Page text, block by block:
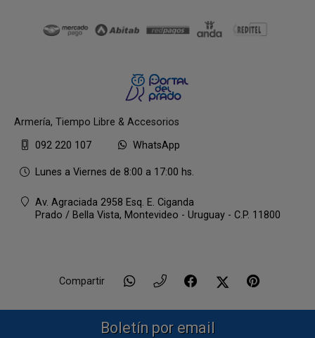
Armería, Tiempo Libre & Accesorios
092 220 107
WhatsApp
Lunes a Viernes de 8:00 a 17:00 hs.
Av. Agraciada 2958 Esq. E. Ciganda
Prado / Bella Vista, Montevideo - Uruguay - C.P. 11800
Compartir
Boletín por email